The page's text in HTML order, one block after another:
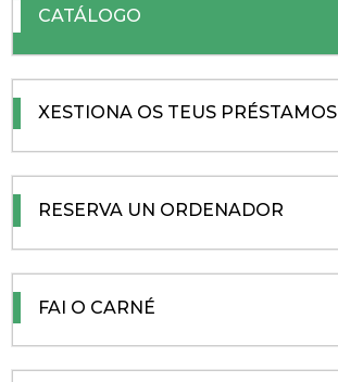
CATÁLOGO
XESTIONA OS TEUS PRÉSTAMOS
RESERVA UN ORDENADOR
FAI O CARNÉ